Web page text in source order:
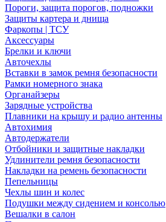
Пороги, защита порогов, подножки
Защиты картера и днища
Фаркопы | ТСУ
Аксессуары
Брелки и ключи
Авточехлы
Вставки в замок ремня безопасности
Рамки номерного знака
Органайзеры
Зарядные устройства
Плавники на крышу и радио антенны
Автохимия
Автодержатели
Отбойники и защитные накладки
Удлинители ремня безопасности
Накладки на ремень безопасности
Пепельницы
Чехлы шин и колес
Подушки между сидением и консолью
Вешалки в салон